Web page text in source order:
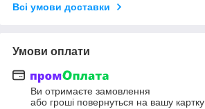
Всі умови доставки
Умови оплати
Ви отримаєте замовлення
або гроші повернуться на вашу картку